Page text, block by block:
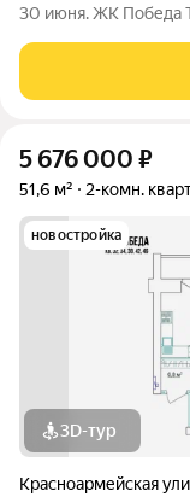
30 июня. ЖК Победа
современный 5-
созданный в формате
5 676 000 ₽
51,6 м² 2-комн.
новостройка
3D-тур
Красноармейская